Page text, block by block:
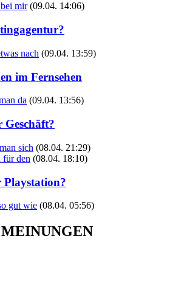
mir (09.04. 14:06)
nach (09.04. 13:59)
im Fernsehen
da (09.04. 13:56)
sich (08.04. 21:29)
für den (08.04. 18:10)
gut wie (08.04. 05:56)